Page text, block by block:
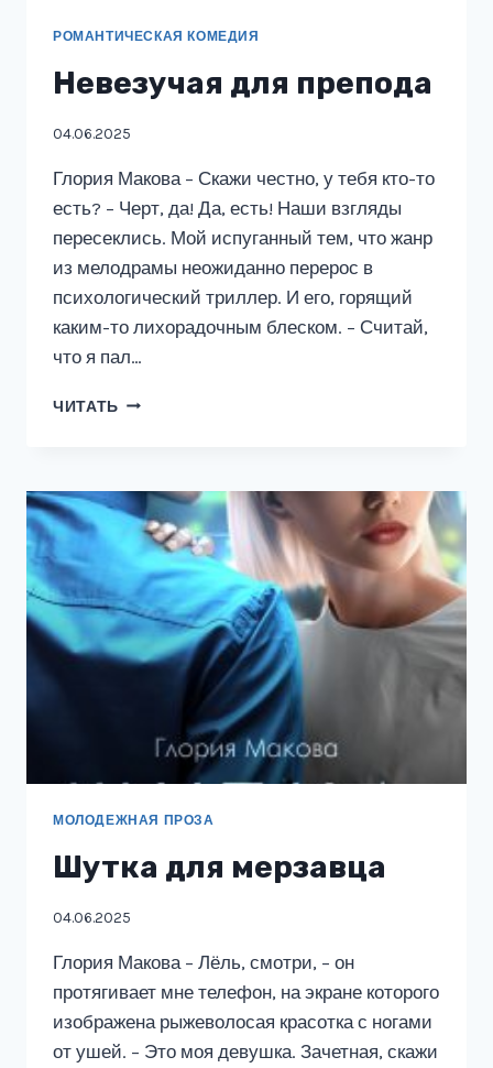
РОМАНТИЧЕСКАЯ КОМЕДИЯ
Невезучая для препода
04.06.2025
Глория Макова – Скажи честно, у тебя кто-то
есть? – Черт, да! Да, есть! Наши взгляды
пересеклись. Мой испуганный тем, что жанр
из мелодрамы неожиданно перерос в
психологический триллер. И его, горящий
каким-то лихорадочным блеском. – Считай,
что я пал…
ЧИТАТЬ НЕВЕЗУЧАЯ
МОЛОДЕЖНАЯ ПРОЗА
Шутка для мерзавца
04.06.2025
Глория Макова – Лёль, смотри, – он
протягивает мне телефон, на экране которого
изображена рыжеволосая красотка с ногами
от ушей. – Это моя девушка. Зачетная, скажи